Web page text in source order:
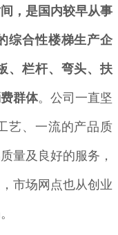
，是国内较早从事
综合性楼梯生产企
、栏杆、弯头、扶
群体。公司一直坚
艺、一流的产品质
量及良好的服务，
市场网点也从创业